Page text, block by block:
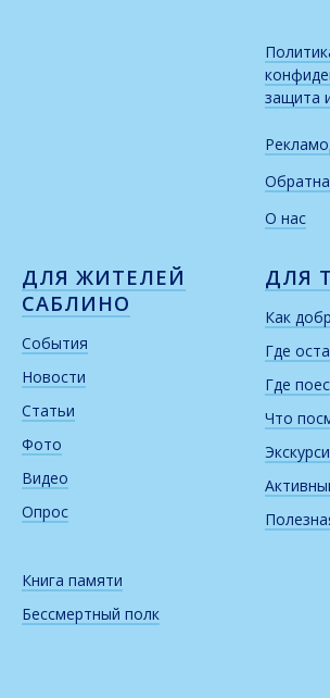
защита
О нас
ДЛЯ ЖИТЕЛЕЙ
САБЛИНО
События
Новости
Статьи
Фото
Видео
Опрос
Книга памяти
Бессмертный полк
ДЛЯ
Как
Где
Где
Что